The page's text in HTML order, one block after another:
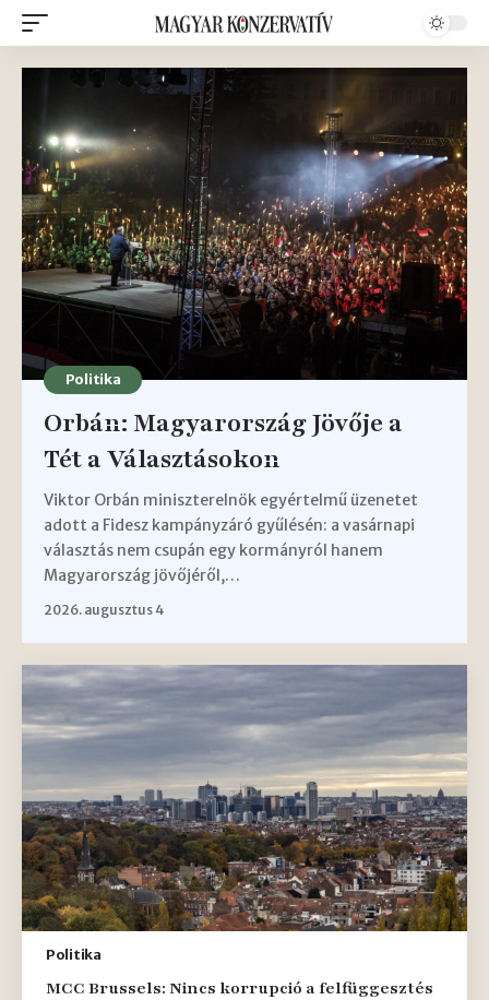
Politika
Orbán: Magyarország Jövője a
Tét a Választásokon
Viktor Orbán miniszterelnök egyértelmű üzenetet
adott a Fidesz kampányzáró gyűlésén: a vasárnapi
választás nem csupán egy kormányról hanem
Magyarország jövőjéről,…
2026. augusztus 4
Politika
MCC Brussels: Nincs korrupció a felfüggesztés